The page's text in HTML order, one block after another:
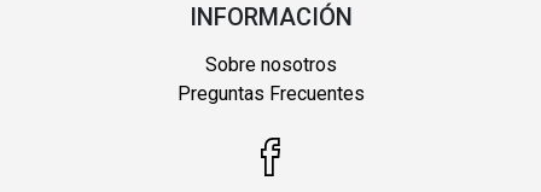
INFORMACIÓN
Sobre nosotros
Preguntas Frecuentes